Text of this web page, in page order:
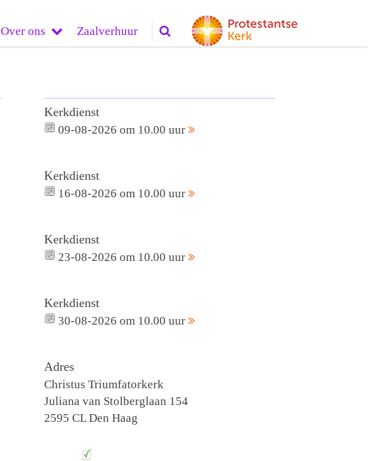
Over ons Zaalverhuur
Kerkdienst
09-08-2026 om 10.00 uur
Kerkdienst
16-08-2026 om 10.00 uur
Kerkdienst
23-08-2026 om 10.00 uur
Kerkdienst
30-08-2026 om 10.00 uur
Adres
Christus Triumfatorkerk
Juliana van Stolberglaan 154
2595 CL Den Haag